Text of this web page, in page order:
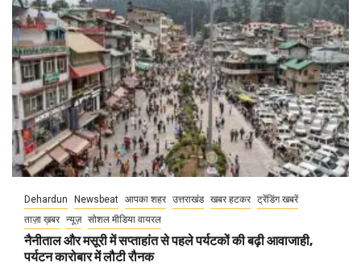
Dehardun Newsbeat आपका शहर उत्तराखंड खबर हटकर ट्रेंडिंग खबरें
ताज़ा ख़बर न्यूज़ सोशल मीडिया वायरल
नैनीताल और मसूरी में सप्ताहांत से पहले पर्यटकों की बढ़ी आवाजाही,
पर्यटन कारोबार में लौटी रौनक